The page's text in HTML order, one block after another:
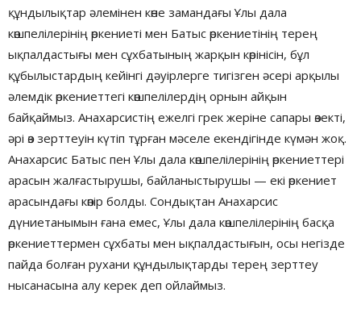
құндылықтар әлемінен көне замандағы Ұлы дала
көшпелілерінің өркениеті мен Батыс өркениетінің терең
ықпалдастығы мен сұхбатының жарқын көрінісін, бұл
құбылыстардың кейінгі дәуірлерге тигізген әсері арқылы
әлемдік өркениеттегі көшпелілердің орнын айқын
байқаймыз. Анахарсистің ежелгі грек жеріне сапары өзекті,
әрі өз зерттеуін күтіп тұрған мәселе екендігінде күмән жоқ.
Анахарсис Батыс пен Ұлы дала көшпелілерінің өркениеттері
арасын жалғастырушы, байланыстырушы — екі өркениет
арасындағы көпір болды. Сондықтан Анахарсис
дүниетанымын ғана емес, Ұлы дала көшпелілерінің басқа
өркениеттермен сұхбаты мен ықпалдастығын, осы негізде
пайда болған рухани құндылықтарды терең зерттеу
нысанасына алу керек деп ойлаймыз.